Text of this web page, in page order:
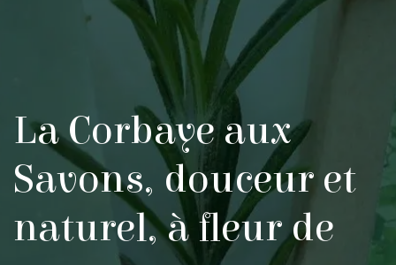
La Corbaye aux
Savons, douceur et
naturel, à fleur de